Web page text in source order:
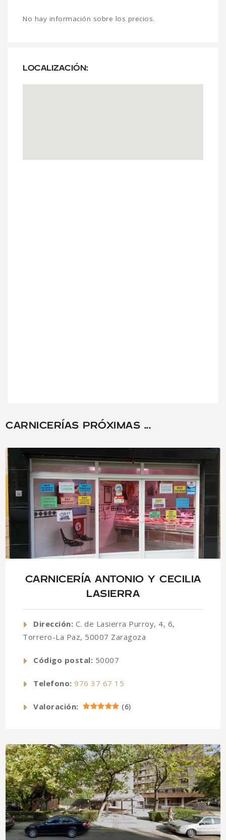
No hay información sobre los precios.
LOCALIZACIÓN:
CARNICERÍAS PRÓXIMAS ...
CARNICERÍA ANTONIO Y CECILIA
LASIERRA
Dirección: C. de Lasierra Purroy, 4, 6,
Torrero-La Paz, 50007 Zaragoza
Código postal: 50007
Telefono: 976 37 67 15
Valoración: (6)